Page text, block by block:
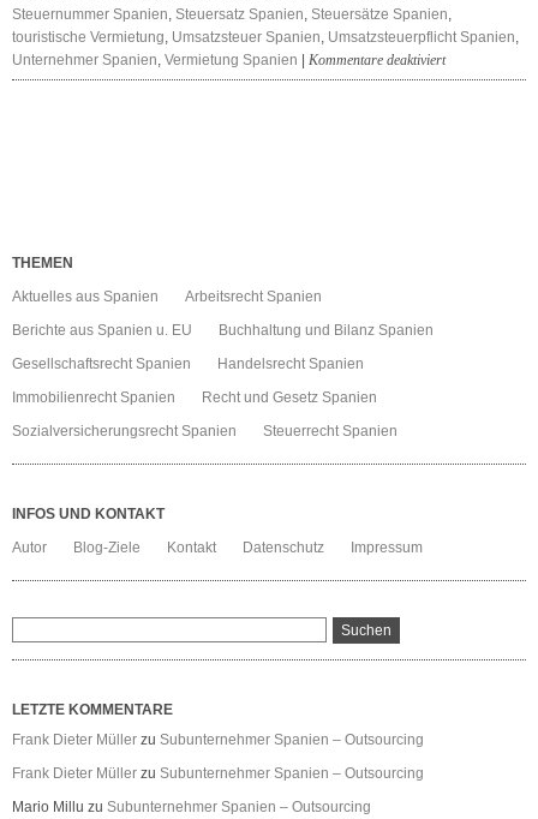
Steuernummer Spanien, Steuersatz Spanien, Steuersätze Spanien,
touristische Vermietung, Umsatzsteuer Spanien, Umsatzsteuerpflicht Spanien,
Unternehmer Spanien, Vermietung Spanien Kommentare deaktiviertfür
Vermietung
THEMEN
Aktuelles aus Spanien
Arbeitsrecht Spanien
Berichte aus Spanien u. EU
Buchhaltung und Bilanz Spanien
Gesellschaftsrecht Spanien
Handelsrecht Spanien
Immobilienrecht Spanien
Recht und Gesetz Spanien
Sozialversicherungsrecht Spanien
Steuerrecht Spanien
INFOS UND KONTAKT
Autor
Blog-Ziele Kontakt Datenschutz Impressum
LETZTE KOMMENTARE
Frank Dieter Müller zu Subunternehmer Spanien – Outsourcing
Frank Dieter Müller zu Subunternehmer Spanien – Outsourcing
Mario Millu zu Subunternehmer Spanien – Outsourcing